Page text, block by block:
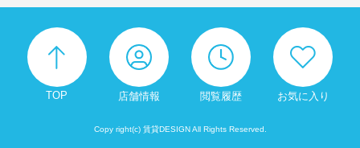
TOP 店舗情報 閲覧履歴 お気に入り
Copy right(c) 賃貸DESIGN All Rights Reserved.